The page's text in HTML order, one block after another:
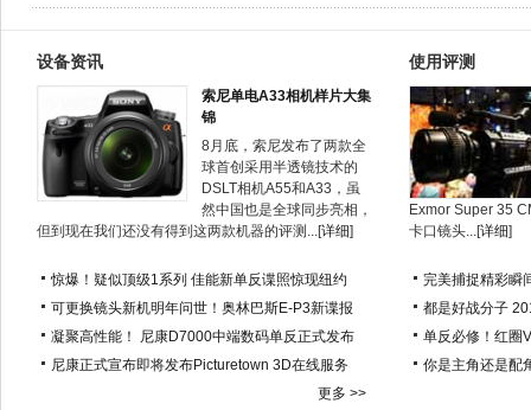
设备资讯
索尼单电A33相机样片大集
锦
8月底，索尼发布了两款全
球首创采用半透镜技术的
DSLT相机A55和A33，虽
然中国也是全球同步亮相，
但到现在我们还没有得到这两款机器的评测...[详细]
惊爆！疑似顶级1系列 佳能新单反谍照惊现纽约
可更换镜头新机明年问世！奥林巴斯E-P3新谍报
凝聚高性能！ 尼康D7000中端数码单反正式发布
尼康正式宣布即将发布Picturetown 3D在线服务
更多 >>
使用评测
Exmor Super 35
卡口镜头...[详细]
完美捕捉精彩瞬
都是好战分子
单反必修！红圈
你是主角还是配